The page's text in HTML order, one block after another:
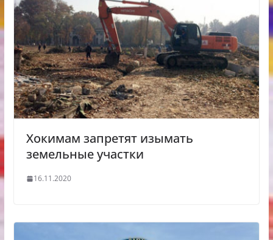
Хокимам запретят изымать
земельные участки
16.11.2020